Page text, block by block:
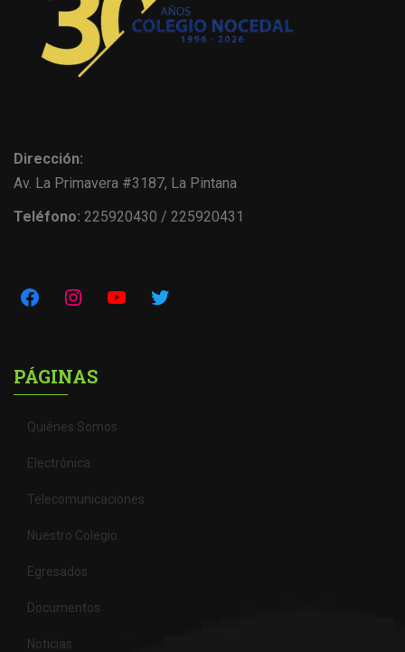
Dirección:
Av. La Primavera #3187, La Pintana
Teléfono: 225920430 / 225920431
PÁGINAS
Quiénes Somos
Electrónica
Telecomunicaciones
Nuestro Colegio
Egresados
Documentos
Noticias